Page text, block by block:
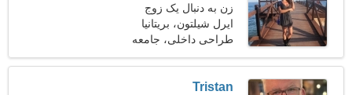
زن به دنبال یک زوج
ایرل شیلتون، بریتانیا
طراحی داخلی، جامعه
شناسی
Tristan